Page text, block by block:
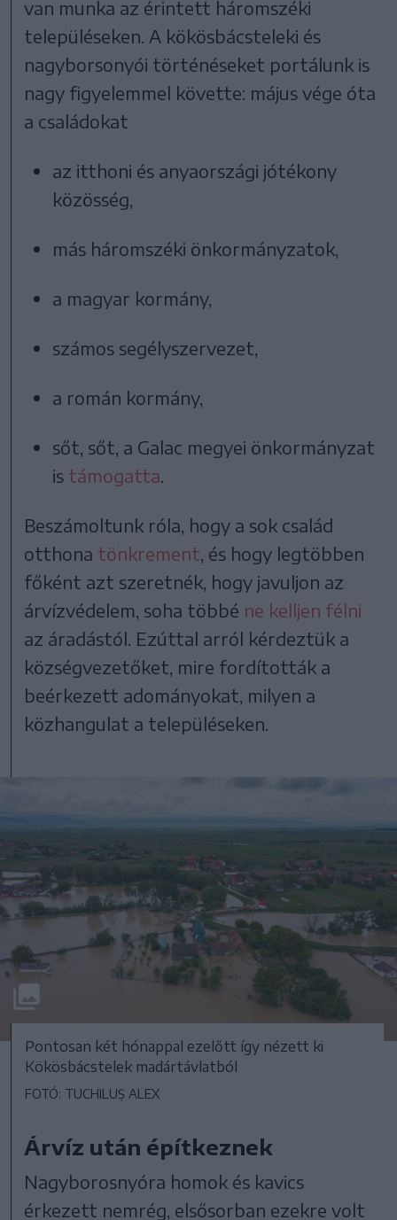
van munka az érintett háromszéki
településeken. A kökösbácsteleki és
nagyborsonyói történéseket portálunk is
nagy figyelemmel követte: május vége óta
a családokat
az itthoni és anyaországi jótékony
közösség,
más háromszéki önkormányzatok,
a magyar kormány,
számos segélyszervezet,
a román kormány,
sőt, sőt, a Galac megyei önkormányzat
is támogatta
Beszámoltunk róla, hogy a sok család
otthona tönkrement , és hogy legtöbben
főként azt szeretnék, hogy javuljon az
árvízvédelem, soha többé ne kelljen félni
az áradástól. Ezúttal arról kérdeztük a
községvezetőket, mire fordították a
beérkezett adományokat, milyen a
közhangulat a településeken.
Pontosan két hónappal ezelőtt így nézett ki
Kökösbácstelek madártávlatból
FOTÓ: TUCHILUȘ ALEX
Árvíz után építkeznek
Nagyborosnyóra homok és kavics
érkezett nemrég, elsősorban ezekre volt